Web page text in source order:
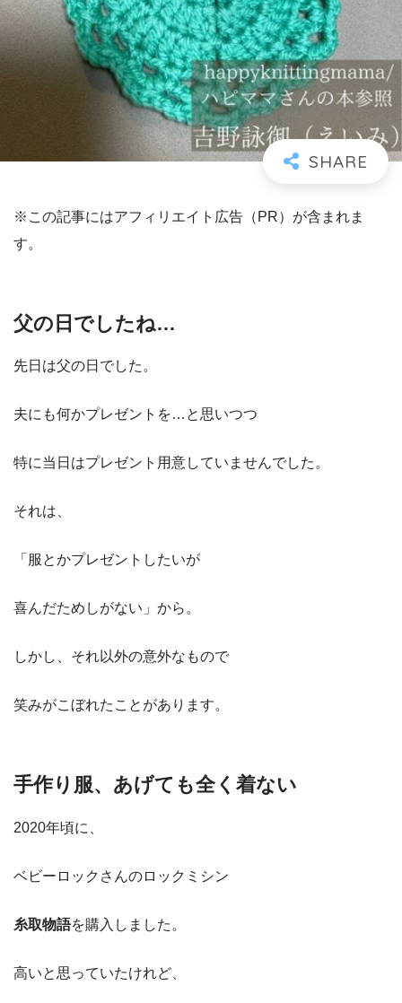
※この記事にはアフィリエイト広告（PR）が含まれま
す。
父の日でしたね…
先日は父の日でした。
夫にも何かプレゼントを…と思いつつ
特に当日はプレゼント用意していませんでした。
それは、
「服とかプレゼントしたいが
喜んだためしがない」から。
しかし、それ以外の意外なもので
笑みがこぼれたことがあります。
手作り服、あげても全く着ない
2020年頃に、
ベビーロックさんのロックミシン
糸取物語を購入しました。
高いと思っていたけれど、